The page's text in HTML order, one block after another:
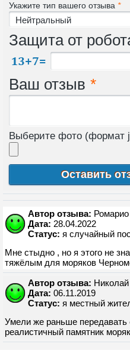
Укажите тип вашего отзыва *
Защита от
Ваш отзыв *
Выберите фото (формат
Автор отзыва: Ромарио
Дата: 28.04.2022
Статус: я случайный
Мне стыдно , но я этого не
тяжёлым для моряков
Автор отзыва: Николай
Дата: 06.11.2019
Статус: я местный
Умели же раньше передавать
реалистичный памятник